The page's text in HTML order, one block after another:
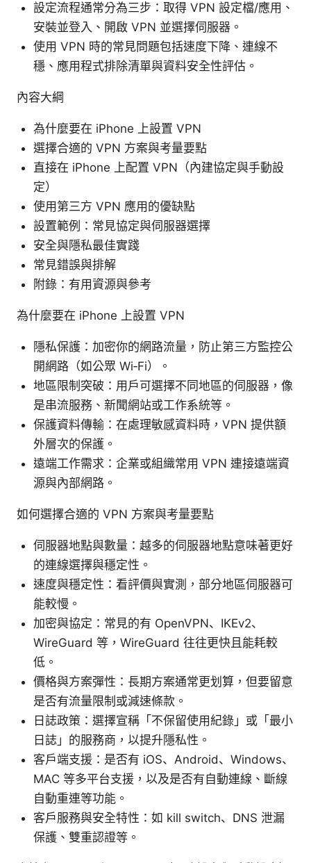
設定流程通常分為三步：取得 VPN 設定檔/應用、
安裝並登入、開啟 VPN 並選擇伺服器。
使用 VPN 時的常見問題包括速度下降、連線不
穩、應用程式排除清單與資料安全性評估。
內容大綱
為什麼要在 iPhone 上設置 VPN
選擇合適的 VPN 方案與考量要點
直接在 iPhone 上配置 VPN（內建協定與手動設
定）
使用第三方 VPN 應用的優缺點
設置範例：常見協定與伺服器選擇
安全與隱私最佳實踐
常見錯誤與排解
附錄：有用資源與參考
為什麼要在 iPhone 上設置 VPN
隱私保護：加密你的網路流量，防止第三方監控公
開網路（如公眾 Wi‑Fi）。
地區限制突破：用戶可選擇不同地區的伺服器，像
是串流服務、新聞網站或工作系統等。
保護資料傳輸：在處理敏感資料時，VPN 提供額
外層次的保護。
遠端工作需求：企業或組織常用 VPN 連接遠端資
源與內部網路。
如何選擇合適的 VPN 方案與考量要點
伺服器地點與數量：越多的伺服器地點意味著更好
的連線選擇與穩定性。
速度與穩定性：看評價與實測，部分地區伺服器可
能較慢。
加密與協定：常見的有 OpenVPN、IKEv2、
WireGuard 等，WireGuard 往往更快且能耗較
低。
價格與方案彈性：長期方案通常更划算，但要留意
是否有流量限制或減速條款。
日誌政策：選擇宣稱「不保留使用紀錄」或「最小
日誌」的服務商，以提升隱私性。
客戶端支援：是否有 iOS、Android、Windows、
MAC 等多平台支援，以及是否有自動連線、斷線
自動重連等功能。
客戶服務與安全特性：如 kill switch、DNS 泄漏
保護、雙重認證等。